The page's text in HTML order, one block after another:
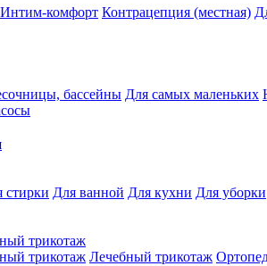
Интим-комфорт Контрацепция (местная)
бассейны Для самых маленьких
стирки Для ванной Для кухни Для уборки
трикотаж
трикотаж Лечебный трикотаж